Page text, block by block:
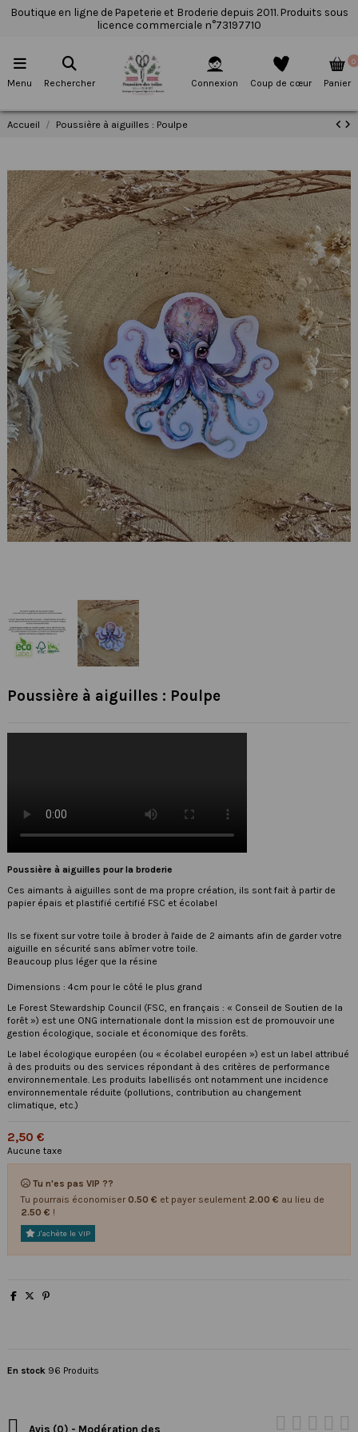
Boutique en ligne de Papeterie et Broderie depuis 2011. Produits sous
licence commerciale n°73197710
Menu Rechercher Connexion Coup de cœur
0
Panier
Accueil Poussière à aiguilles : Poulpe
Poussière à aiguilles : Poulpe
Poussière à aiguilles pour la broderie
Ces aimants à aiguilles sont de ma propre création, ils sont fait à partir de
papier épais et plastifié certifié FSC et écolabel
Ils se fixent sur votre toile à broder à l'aide de 2 aimants afin de garder votre
aiguille en sécurité sans abîmer votre toile.
Beaucoup plus léger que la résine
Dimensions : 4cm pour le côté le plus grand
Le Forest Stewardship Council (FSC, en français : « Conseil de Soutien de la
forêt ») est une ONG internationale dont la mission est de promouvoir une
gestion écologique, sociale et économique des forêts.
Le label écologique européen (ou « écolabel européen ») est un label attribué
à des produits ou des services répondant à des critères de performance
environnementale. Les produits labellisés ont notamment une incidence
environnementale réduite (pollutions, contribution au changement
climatique, etc.)
2,50 €
Aucune taxe
Tu n'es pas VIP ??
Tu pourrais économiser 0.50 € et payer seulement 2.00 € au lieu de
2.50 € !
J'achète le VIP
En stock 96 Produits
 Avis (0) - Modération des